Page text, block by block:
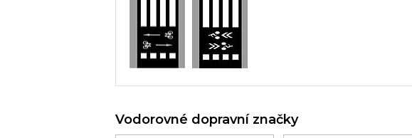
Vodorovné dopravní značky